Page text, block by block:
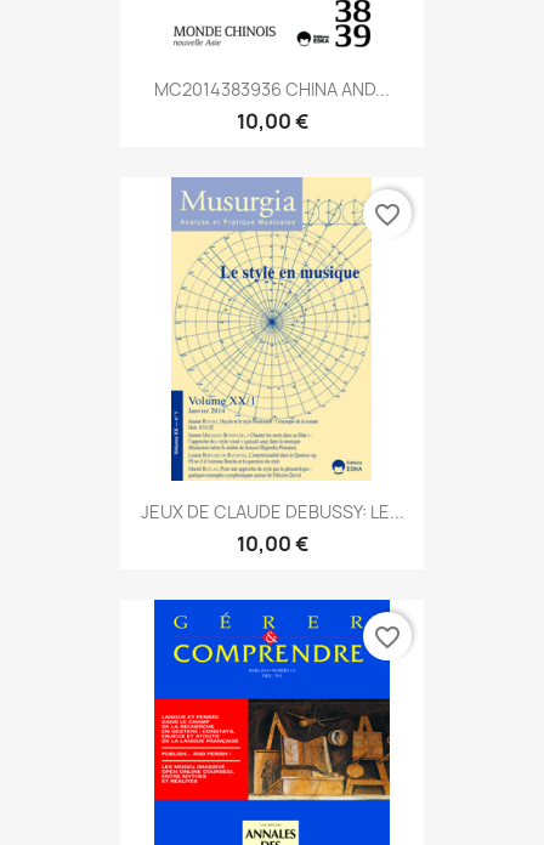
MC2014383936 CHINA AND...
10,00 €
JEUX DE CLAUDE DEBUSSY: LE...
10,00 €
favorite_border
favorite_border